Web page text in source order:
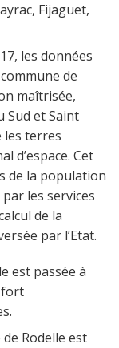
Fijaguet,
les données
de
maîtrisée,
Sud et Saint
les terres
d’espace. Cet
de la population
les services
de la
par l’Etat.
est passée à
fort
Rodelle est